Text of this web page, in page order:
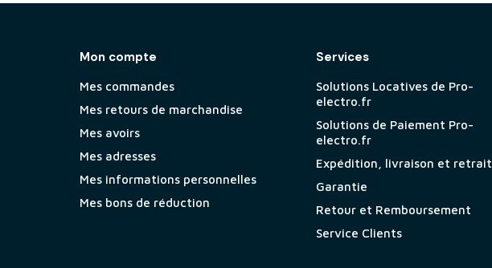
Mon compte
Mes commandes
Mes retours de marchandise
Mes avoirs
Mes adresses
Mes informations personnelles
Mes bons de réduction
Services
Solutions Locatives de Pro-
electro.fr
Solutions de Paiement Pro-
electro.fr
Expédition, livraison et retrait
Garantie
Retour et Remboursement
Service Clients